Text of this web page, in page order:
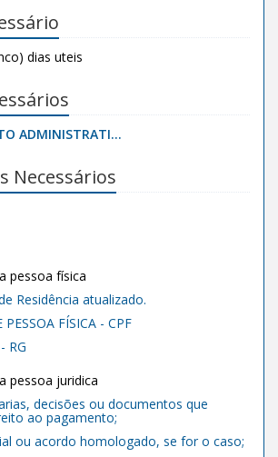
dias uteis
ADMINISTRATI...
Necessários
pessoa física
Residência atualizado.
FÍSICA - CPF
RG
pessoa juridica
decisões ou documentos que
ao pagamento;
ou acordo homologado, se for o caso;